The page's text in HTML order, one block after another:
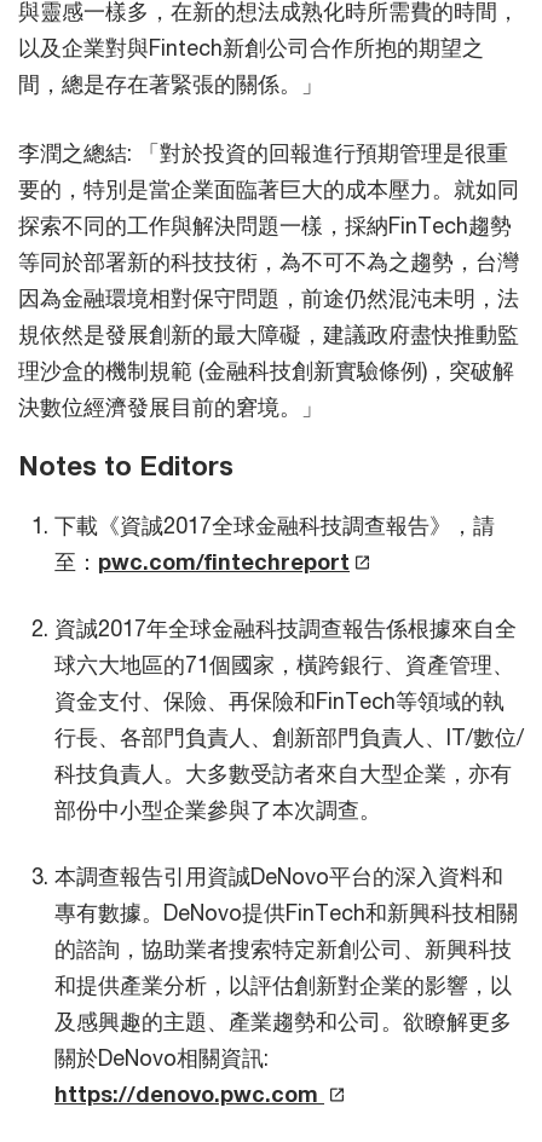
與靈感一樣多，在新的想法成熟化時所需費的時間，
以及企業對與Fintech新創公司合作所抱的期望之
間，總是存在著緊張的關係。」
李潤之總結: 「對於投資的回報進行預期管理是很重
要的，特別是當企業面臨著巨大的成本壓力。就如同
探索不同的工作與解決問題一樣，採納FinTech趨勢
等同於部署新的科技技術，為不可不為之趨勢，台灣
因為金融環境相對保守問題，前途仍然混沌未明，法
規依然是發展創新的最大障礙，建議政府盡快推動監
理沙盒的機制規範 (金融科技創新實驗條例)，突破解
決數位經濟發展目前的窘境。」
Notes to Editors
下載《資誠2017全球金融科技調查報告》，請
至： pwc.com/fintechreport
資誠2017年全球金融科技調查報告係根據來自全
球六大地區的71個國家，橫跨銀行、資產管理、
資金支付、保險、再保險和FinTech等領域的執
行長、各部門負責人、創新部門負責人、IT/數位/
科技負責人。大多數受訪者來自大型企業，亦有
部份中小型企業參與了本次調查。
本調查報告引用資誠DeNovo平台的深入資料和
專有數據。DeNovo提供FinTech和新興科技相關
的諮詢，協助業者搜索特定新創公司、新興科技
和提供產業分析，以評估創新對企業的影響，以
及感興趣的主題、產業趨勢和公司。欲瞭解更多
關於DeNovo相關資訊:
https://denovo.pwc.com